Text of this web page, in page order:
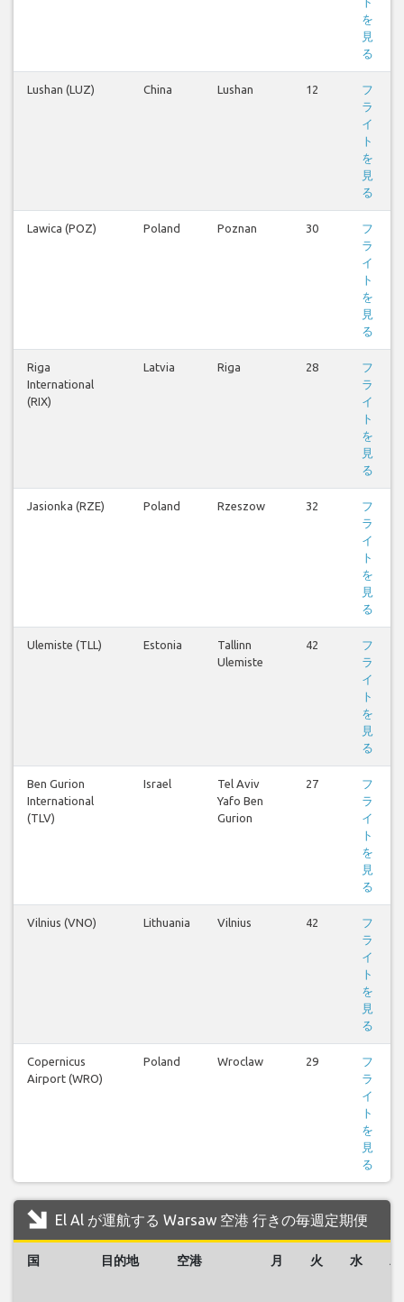
を
見
る
Lushan (LUZ) China Lushan 12
フ
ラ
イ
ト
を
見
る
Lawica (POZ) Poland Poznan 30
フ
ラ
イ
ト
を
見
る
Riga
International
(RIX)
Latvia Riga 28
フ
ラ
イ
ト
を
見
る
Jasionka (RZE) Poland Rzeszow 32
フ
ラ
イ
ト
を
見
る
Ulemiste (TLL) Estonia
Tallinn
Ulemiste
42
フ
ラ
イ
ト
を
見
る
Ben Gurion
International
(TLV)
Israel
Tel Aviv
Yafo Ben
Gurion
27
フ
ラ
イ
ト
を
見
る
Vilnius (VNO) Lithuania Vilnius 42
フ
ラ
イ
ト
を
見
る
Copernicus
Airport (WRO)
Poland Wroclaw 29
フ
ラ
イ
ト
を
見
る
El Al が運航する Warsaw 空港 行きの毎週定期便
国 目的地 空港 月 火 水 木